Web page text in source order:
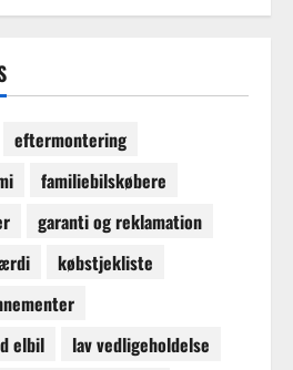
eftermontering
familiebilskøbere
garanti og reklamation
købstjekliste
elbil
lav vedligeholdelse